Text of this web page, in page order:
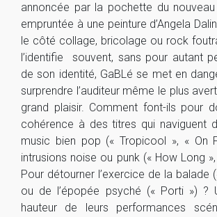
annoncée par la pochette du
empruntée à une peinture d’Angela
le côté collage, bricolage ou rock
l’identifie souvent, sans pour autant
de son identité, GaBLé se met en
surprendre l’auditeur même le plus
grand plaisir. Comment font-ils pour
cohérence à des titres qui naviguent
music bien pop (« Tropicool », « On
intrusions noise ou punk (« How Long
Pour détourner l’exercice de la balade
ou de l’épopée psyché (« Porti ») ?
hauteur de leurs performances